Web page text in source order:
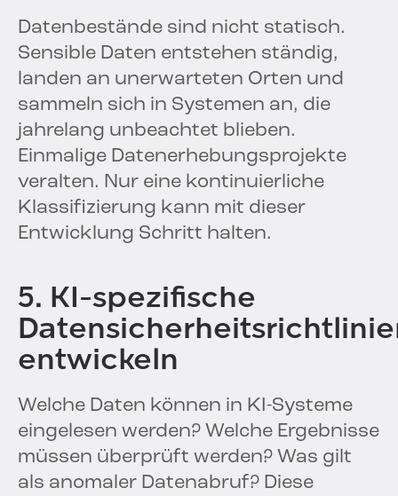
Datenbestände sind nicht statisch.
Sensible Daten entstehen ständig,
landen an unerwarteten Orten und
sammeln sich in Systemen an, die
jahrelang unbeachtet blieben.
Einmalige Datenerhebungsprojekte
veralten. Nur eine kontinuierliche
Klassifizierung kann mit dieser
Entwicklung Schritt halten.
5. KI-spezifische
entwickeln
Welche Daten können in KI-Systeme
eingelesen werden? Welche Ergebnisse
müssen überprüft werden? Was gilt
als anomaler Datenabruf? Diese